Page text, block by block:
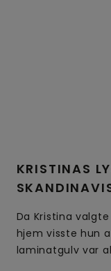
KRISTINAS
Da Kristina
hjem visste hun
laminatgulv var